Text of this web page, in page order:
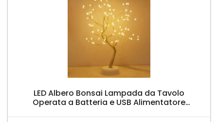
LED Albero Bonsai Lampada da Tavolo
Operata a Batteria e USB Alimentatore